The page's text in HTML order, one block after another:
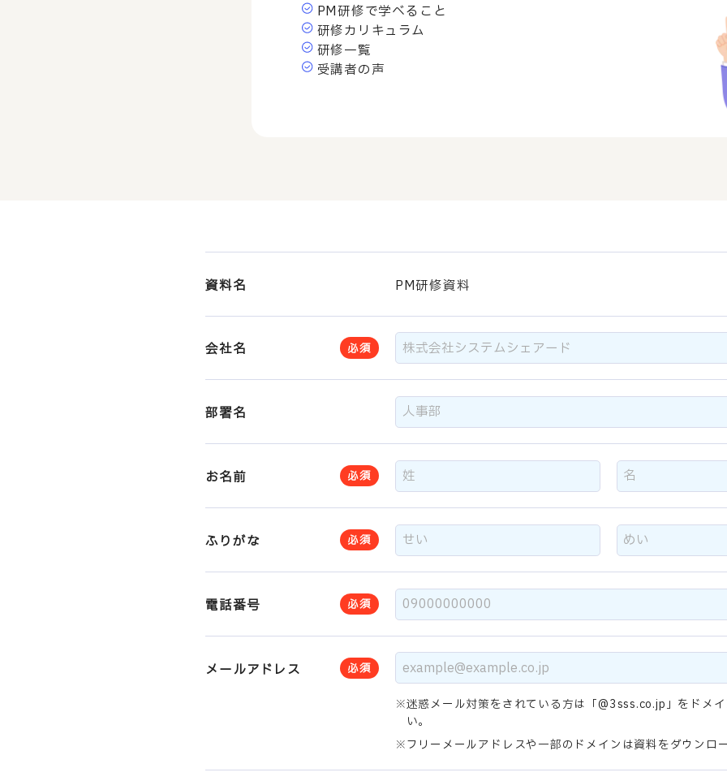
PM研修で学べること
研修カリキュラム
研修一覧
受講者の声
資料名 PM研修資料
会社名 必須
部署名
お名前 必須
ふりがな 必須
電話番号 必須
メールアドレス 必須
迷惑メール対策をされている方は「@3sss.co.jp」をドメ
い。
フリーメールアドレスや一部のドメインは資料をダウンロ